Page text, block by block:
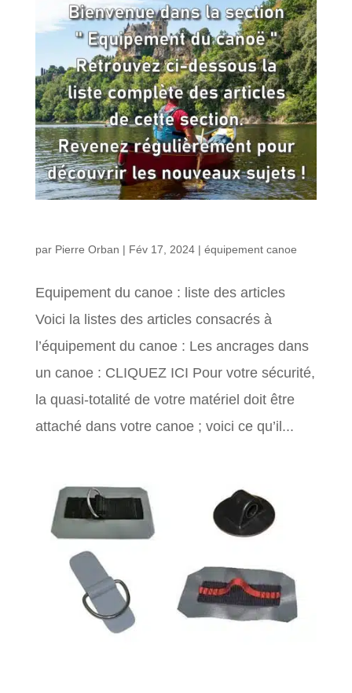
par Pierre Orban | Fév 17, 2024| équipement canoe
Equipement du canoe : liste des articles
Voici la listes des articles consacrés à
l’équipement du canoe : Les ancrages dans
un canoe : CLIQUEZ ICI Pour votre sécurité,
la quasi-totalité de votre matériel doit être
attaché dans votre canoe ; voici ce qu’il...